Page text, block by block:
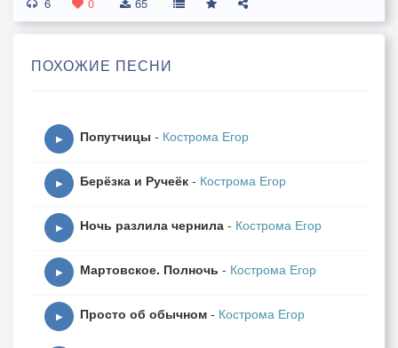
ПОХОЖИЕ ПЕСНИ
▶ Попутчицы - Кострома Егор
▶ Берёзка и Ручеёк - Кострома Егор
▶ Ночь разлила чернила - Кострома Егор
▶ Мартовское. Полночь - Кострома Егор
▶ Просто об обычном - Кострома Егор